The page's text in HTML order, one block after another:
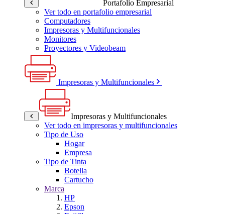
Portafolio Empresarial
Ver todo en portafolio empresarial
Computadores
Impresoras y Multifuncionales
Monitores
Proyectores y Videobeam
Impresoras y Multifuncionales
Impresoras y Multifuncionales
Ver todo en impresoras y multifuncionales
Tipo de Uso
Hogar
Empresa
Tipo de Tinta
Botella
Cartucho
Marca
HP
Epson